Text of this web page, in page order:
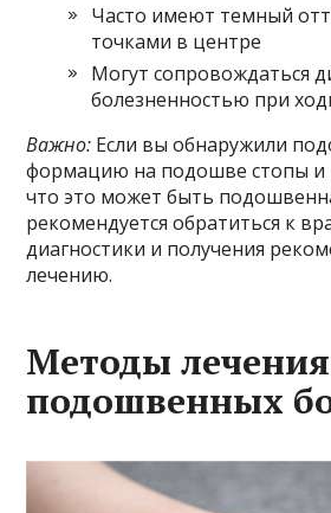
Часто имеют темный
точками в центре
Могут сопровождаться
болезненностью при
Важно: Если вы обнаружили
формацию на подошве стопы и
что это может быть
рекомендуется обратиться к
диагностики и получения
лечению.
Методы лечения
подошвенных